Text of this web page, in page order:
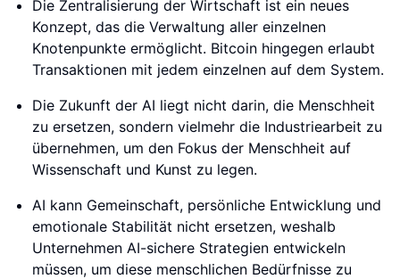
Die Zentralisierung der Wirtschaft ist ein neues
Konzept, das die Verwaltung aller einzelnen
Knotenpunkte ermöglicht. Bitcoin hingegen erlaubt
Transaktionen mit jedem einzelnen auf dem System.
Die Zukunft der AI liegt nicht darin, die Menschheit
zu ersetzen, sondern vielmehr die Industriearbeit zu
übernehmen, um den Fokus der Menschheit auf
Wissenschaft und Kunst zu legen.
AI kann Gemeinschaft, persönliche Entwicklung und
emotionale Stabilität nicht ersetzen, weshalb
Unternehmen AI-sichere Strategien entwickeln
müssen, um diese menschlichen Bedürfnisse zu